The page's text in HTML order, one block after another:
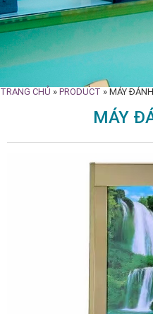
TRANG CHỦ » PRODUCT » MÁY
MÁY